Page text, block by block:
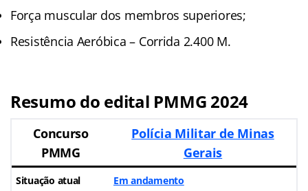
Força muscular dos membros superiores;
Resistência Aeróbica – Corrida 2.400 M.
Resumo do edital PMMG 2024
Concurso
PMMG
Polícia Militar de Minas
Gerais
Situação atual Em andamento